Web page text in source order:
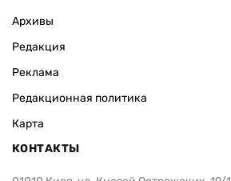
Архивы
Редакция
Реклама
Редакционная политика
Карта
КОНТАКТЫ